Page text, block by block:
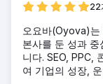
22
오요바(Oyova)는
본사를 둔 성과
니다. SEO, PPC,
여 기업의 성장,